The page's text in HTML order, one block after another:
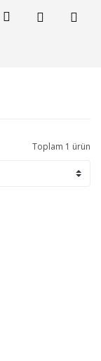
Toplam 1 ürün